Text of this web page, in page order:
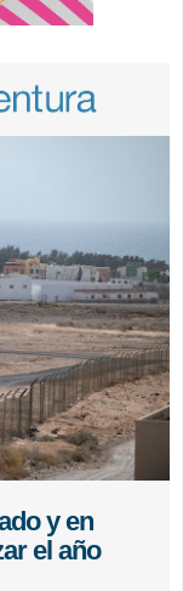
y en
el año